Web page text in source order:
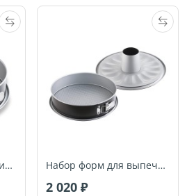
Форма для выпечки пирогов со съёмным бортиком Berndes SPECIALS, 28 см (053330) Набор форм для выпечки со съёмным бортиком Berndes SPECIALS, 26 см (053331)
2 020